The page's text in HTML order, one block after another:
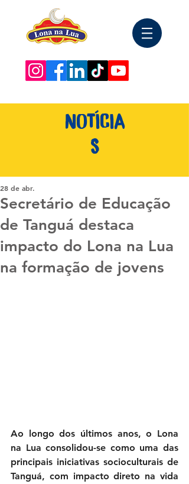
NOTÍCIA
S
Secretário de Educação
de Tanguá destaca
impacto do Lona na Lua
na formação de jovens
28 de abr.
Ao longo dos últimos anos, o Lona
na Lua consolidou-se como uma das
principais iniciativas socioculturais de
Tanguá, com impacto direto na vida